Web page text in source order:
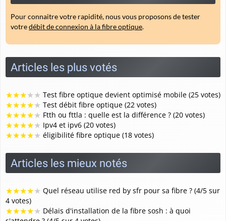
Pour connaitre votre rapidité, nous vous proposons de tester
votredébit de connexion à la fibre optique.
Articles les plus votés
★★★★★ Test fibre optique devient optimisé mobile (25 votes)
★★★★★ Test débit fibre optique (22 votes)
★★★★★ Ftth ou fttla : quelle est la différence ? (20 votes)
★★★★★ Ipv4 et ipv6 (20 votes)
★★★★★ éligibilité fibre optique (18 votes)
Articles les mieux notés
★★★★★ Quel réseau utilise red by sfr pour sa fibre ? (4/5 sur
4 votes)
★★★★★ Délais d'installation de la fibre sosh : à quoi